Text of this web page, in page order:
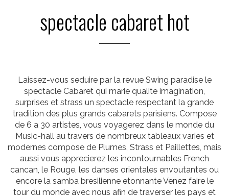
spectacle cabaret hot
Laissez-vous seduire par la revue Swing paradise le
spectacle Cabaret qui marie qualite imagination,
surprises et strass un spectacle respectant la grande
tradition des plus grands cabarets parisiens. Compose
de 6 a 30 artistes, vous voyagerez dans le monde du
Music-hall au travers de nombreux tableaux varies et
modernes compose de Plumes, Strass et Paillettes, mais
aussi vous apprecierez les incontournables French
cancan, le Rouge, les danses orientales envoutantes ou
encore la samba bresilienne etonnante Venez faire le
tour du monde avec nous afin de traverser les pays et